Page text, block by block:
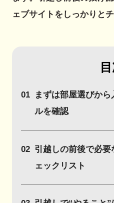
ェブサイトをしっかりと
01
まずは部屋選びか
ルを確認
02 引越しの前後で必
ェックリスト